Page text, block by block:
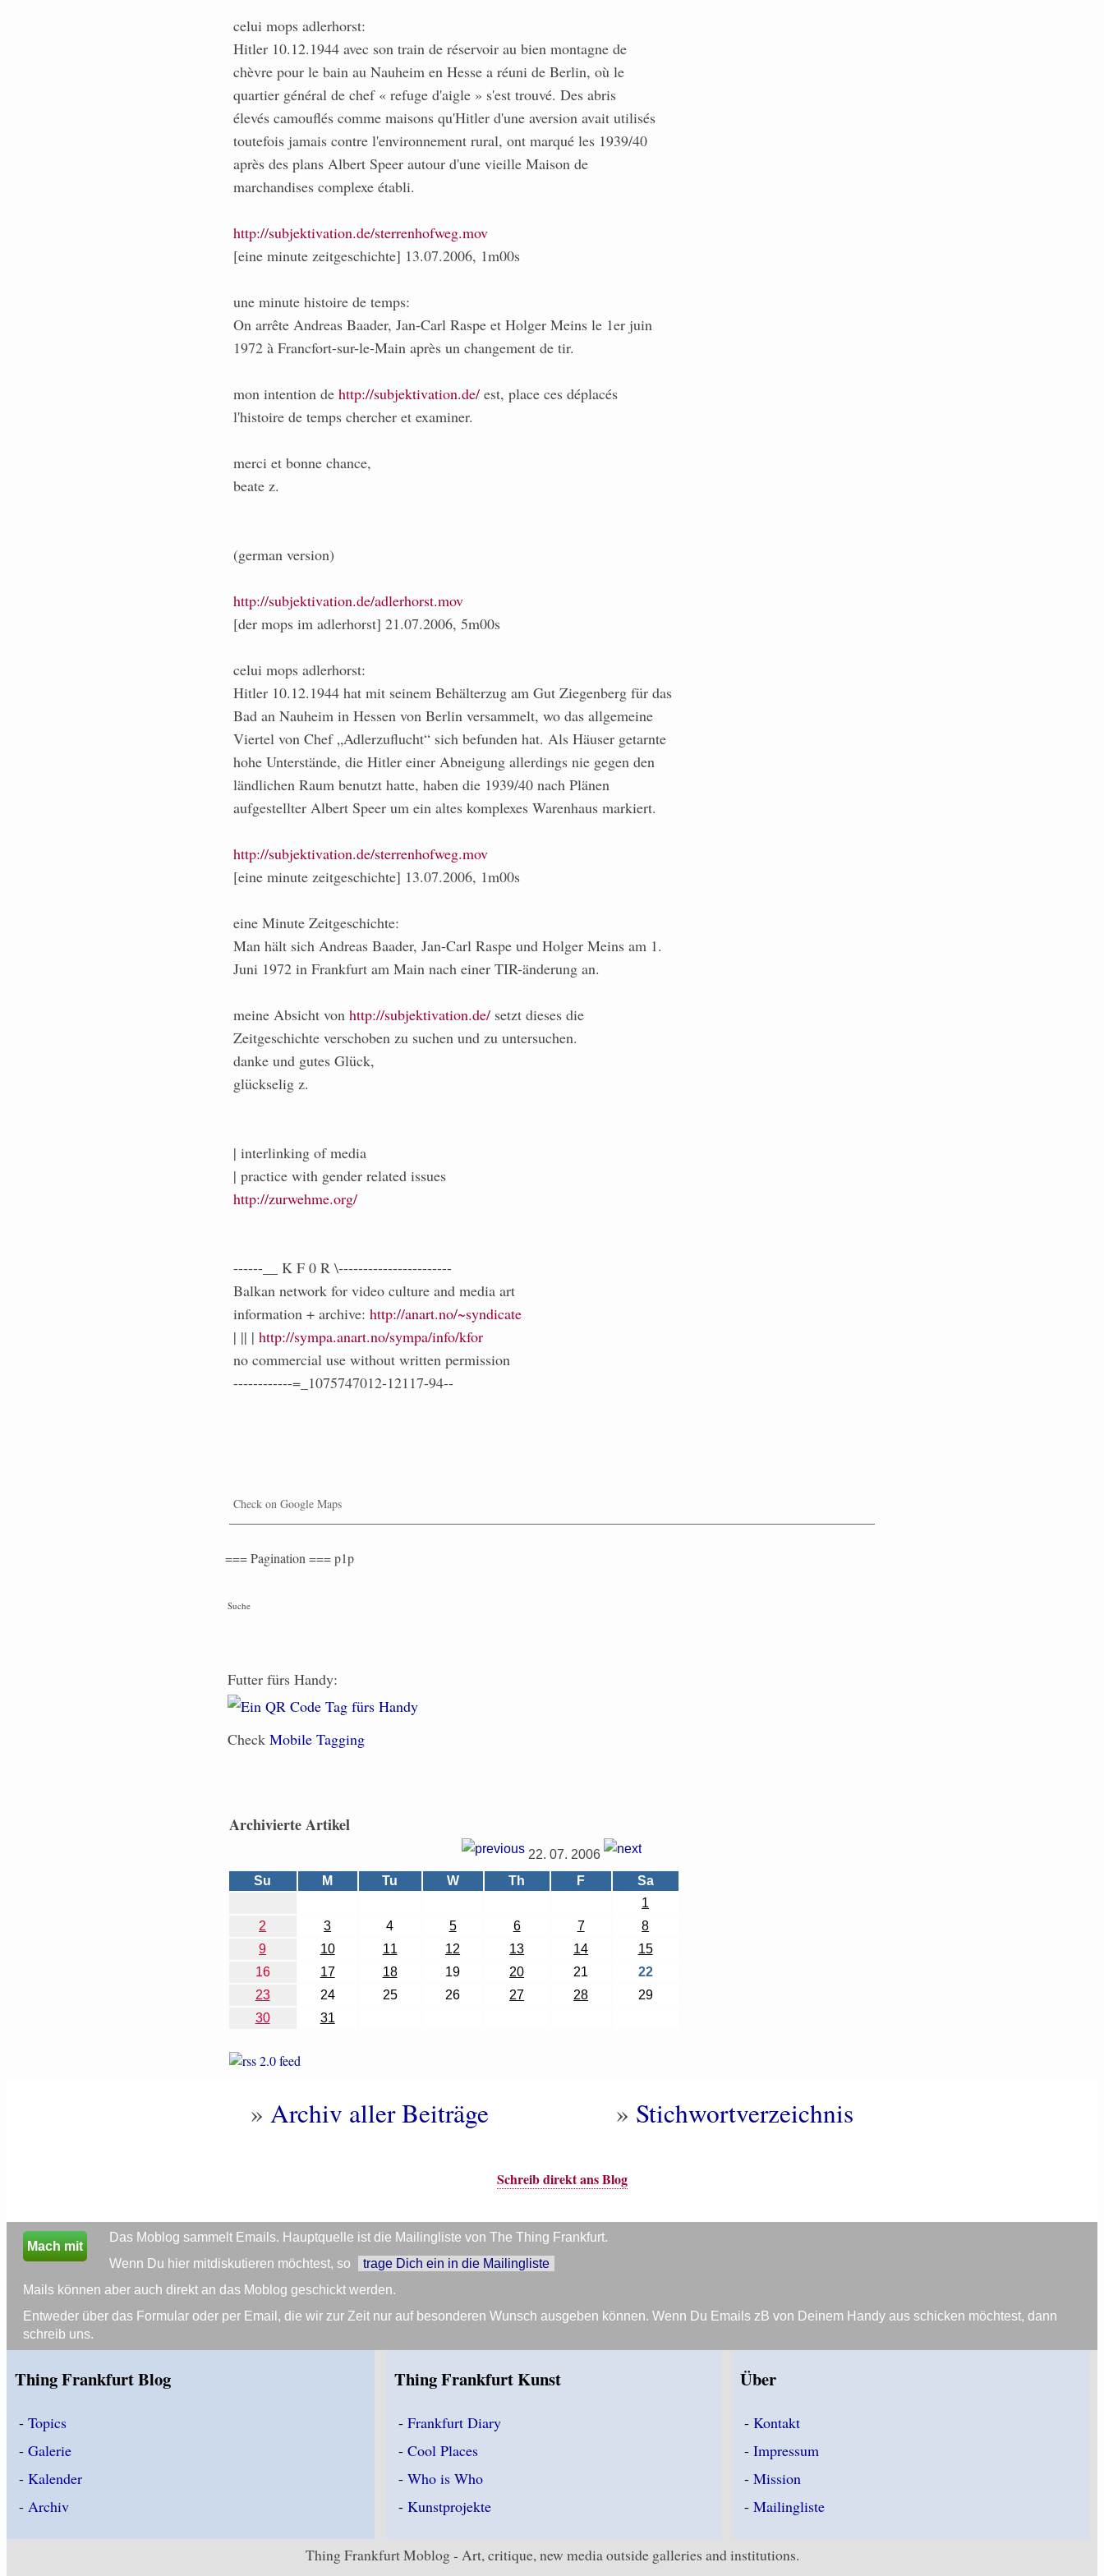
celui mops adlerhorst:
Hitler 10.12.1944 avec son train de réservoir au bien montagne de
chèvre pour le bain au Nauheim en Hesse a réuni de Berlin, où le
quartier général de chef « refuge d'aigle » s'est trouvé. Des abris
élevés camouflés comme maisons qu'Hitler d'une aversion avait utilisés
toutefois jamais contre l'environnement rural, ont marqué les 1939/40
après des plans Albert Speer autour d'une vieille Maison de
marchandises complexe établi.
http://subjektivation.de/sterrenhofweg.mov
[eine minute zeitgeschichte] 13.07.2006, 1m00s
une minute histoire de temps:
On arrête Andreas Baader, Jan-Carl Raspe et Holger Meins le 1er juin
1972 à Francfort-sur-le-Main après un changement de tir.
mon intention de http://subjektivation.de/est, place ces déplacés
l'histoire de temps chercher et examiner.
merci et bonne chance,
beate z.
(german version)
http://subjektivation.de/adlerhorst.mov
[der mops im adlerhorst] 21.07.2006, 5m00s
celui mops adlerhorst:
Hitler 10.12.1944 hat mit seinem Behälterzug am Gut Ziegenberg für das
Bad an Nauheim in Hessen von Berlin versammelt, wo das allgemeine
Viertel von Chef „Adlerzuflucht“ sich befunden hat. Als Häuser getarnte
hohe Unterstände, die Hitler einer Abneigung allerdings nie gegen den
ländlichen Raum benutzt hatte, haben die 1939/40 nach Plänen
aufgestellter Albert Speer um ein altes komplexes Warenhaus markiert.
http://subjektivation.de/sterrenhofweg.mov
[eine minute zeitgeschichte] 13.07.2006, 1m00s
eine Minute Zeitgeschichte:
Man hält sich Andreas Baader, Jan-Carl Raspe und Holger Meins am 1.
Juni 1972 in Frankfurt am Main nach einer TIR-änderung an.
meine Absicht von http://subjektivation.de/setzt dieses die
Zeitgeschichte verschoben zu suchen und zu untersuchen.
danke und gutes Glück,
glückselig z.
| interlinking of media
| practice with gender related issues
http://zurwehme.org/
------__ K F 0 R \-----------------------
Balkan network for video culture and media art
information + archive: http://anart.no/~syndicate
| || | http://sympa.anart.no/sympa/info/kfor
no commercial use without written permission
------------=_1075747012-12117-94--
Check on Google Maps
=== Pagination === p1p
Suche
Futter fürs Handy:
Check Mobile Tagging
Archivierte Artikel
22. 07. 2006
Su
M Tu W Th F
Sa
1
2
3 4 5 6 7
8
9
10 11 12 13 14
15
16
17 18 19 20 21
22
23
24 25 26 27 28
29
30
31
» Archiv aller Beiträge » Stichwortverzeichnis
Schreib direkt ans Blog
Mach mit
Das Moblog sammelt Emails. Hauptquelle ist die Mailingliste von The Thing Frankfurt.
Wenn Du hier mitdiskutieren möchtest, so
trage Dich ein in die Mailingliste
Mails können aber auch direkt an das Moblog geschickt werden.
Entweder über das Formular oder per Email, die wir zur Zeit nur auf besonderen Wunsch ausgeben können. Wenn Du Emails zB von Deinem Handy aus schicken möchtest, dann
schreib uns.
Thing Frankfurt Blog
- Topics
- Galerie
- Kalender
- Archiv
Thing Frankfurt Kunst
- Frankfurt Diary
- Cool Places
- Who is Who
- Kunstprojekte
Über
-Kontakt
-Impressum
-Mission
-Mailingliste
Thing Frankfurt Moblog - Art, critique, new media outside galleries and institutions.